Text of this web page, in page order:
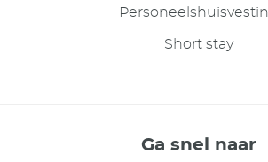
Short stay
Ga snel naar